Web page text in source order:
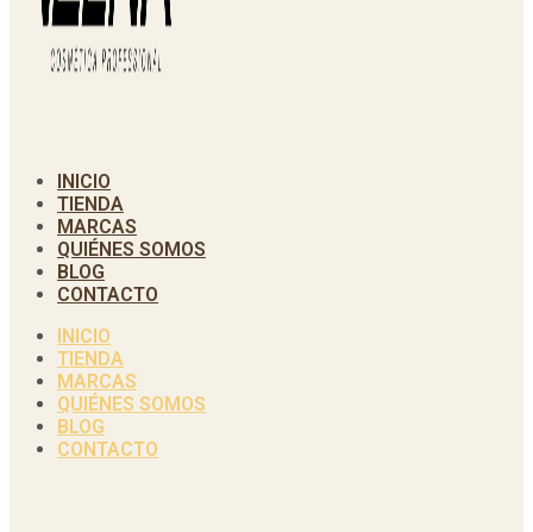
INICIO
TIENDA
MARCAS
QUIÉNES SOMOS
BLOG
CONTACTO
INICIO
TIENDA
MARCAS
QUIÉNES SOMOS
BLOG
CONTACTO